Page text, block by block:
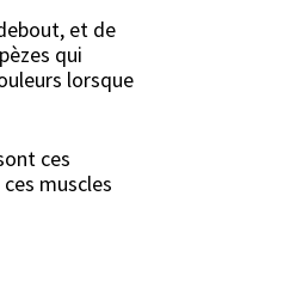
et de
qui
lorsque
ces
muscles